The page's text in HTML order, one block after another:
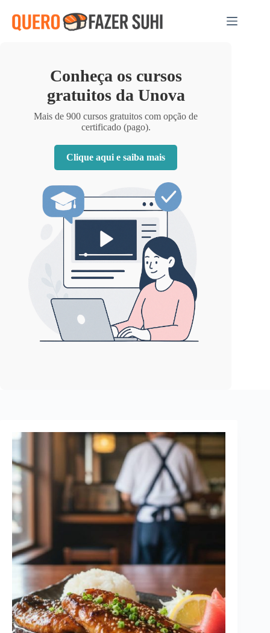
para
Conheça os cursos
gratuitos da Unova
Mais de 900 cursos gratuitos com opção de
certificado (pago).
Clique aqui e saiba mais